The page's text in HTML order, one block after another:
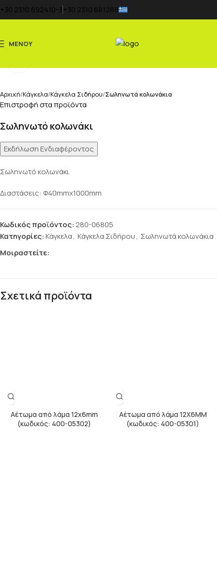
+30 2310 692410-3+30 2310 681289
ΜΕΝΟΎ
Αρχική Κάγκελα Κάγκελα Σιδήρου Σωληνωτά κολωνάκια
Επιστροφή στα προϊόντα
Σωληνωτό κολωνάκι
Εκδήλωση Ενδιαφέροντος
Σωληνωτό κολωνάκι
Διαστάσεις: Φ40mmx1000mm
Κωδικός προϊόντος:280-06805
Κατηγορίες:Κάγκελα, Κάγκελα Σιδήρου, Σωληνωτά κολωνάκια
Μοιραστείτε:
Σχετικά προϊόντα
Αέτωμα από λάμα 12x6mm
(κωδικός: 400-05302)
Αέτωμα από λάμα 12Χ6ΜΜ
(κωδικός: 400-05301)